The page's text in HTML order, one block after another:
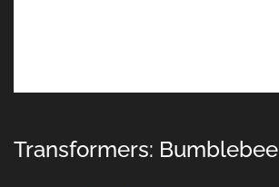
Transformers: Bumblebee